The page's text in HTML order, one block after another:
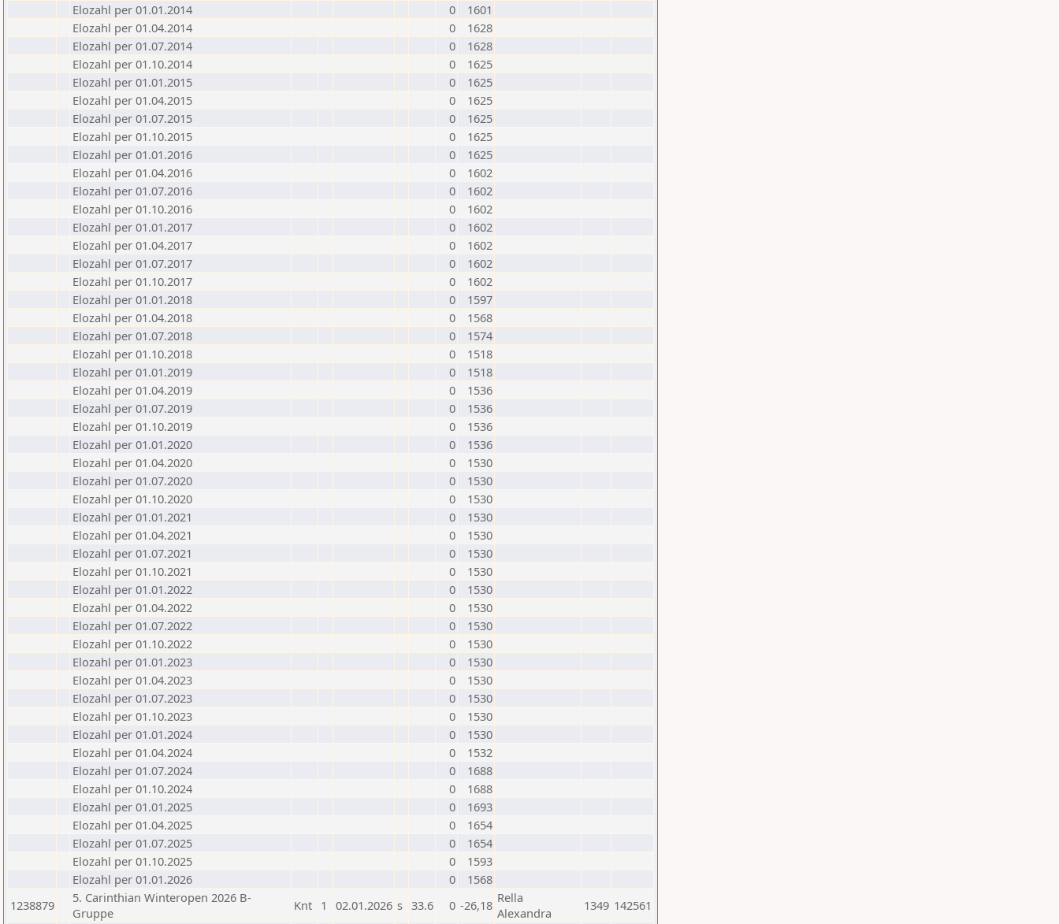
Elozahl per 01.01.2014
0
1601
Elozahl per 01.04.2014
0
1628
Elozahl per 01.07.2014
0
1628
Elozahl per 01.10.2014
0
1625
Elozahl per 01.01.2015
0
1625
Elozahl per 01.04.2015
0
1625
Elozahl per 01.07.2015
0
1625
Elozahl per 01.10.2015
0
1625
Elozahl per 01.01.2016
0
1625
Elozahl per 01.04.2016
0
1602
Elozahl per 01.07.2016
0
1602
Elozahl per 01.10.2016
0
1602
Elozahl per 01.01.2017
0
1602
Elozahl per 01.04.2017
0
1602
Elozahl per 01.07.2017
0
1602
Elozahl per 01.10.2017
0
1602
Elozahl per 01.01.2018
0
1597
Elozahl per 01.04.2018
0
1568
Elozahl per 01.07.2018
0
1574
Elozahl per 01.10.2018
0
1518
Elozahl per 01.01.2019
0
1518
Elozahl per 01.04.2019
0
1536
Elozahl per 01.07.2019
0
1536
Elozahl per 01.10.2019
0
1536
Elozahl per 01.01.2020
0
1536
Elozahl per 01.04.2020
0
1530
Elozahl per 01.07.2020
0
1530
Elozahl per 01.10.2020
0
1530
Elozahl per 01.01.2021
0
1530
Elozahl per 01.04.2021
0
1530
Elozahl per 01.07.2021
0
1530
Elozahl per 01.10.2021
0
1530
Elozahl per 01.01.2022
0
1530
Elozahl per 01.04.2022
0
1530
Elozahl per 01.07.2022
0
1530
Elozahl per 01.10.2022
0
1530
Elozahl per 01.01.2023
0
1530
Elozahl per 01.04.2023
0
1530
Elozahl per 01.07.2023
0
1530
Elozahl per 01.10.2023
0
1530
Elozahl per 01.01.2024
0
1530
Elozahl per 01.04.2024
0
1532
Elozahl per 01.07.2024
0
1688
Elozahl per 01.10.2024
0
1688
Elozahl per 01.01.2025
0
1693
Elozahl per 01.04.2025
0
1654
Elozahl per 01.07.2025
0
1654
Elozahl per 01.10.2025
0
1593
Elozahl per 01.01.2026
0
1568
1238879
5. Carinthian Winteropen 2026 B-
Gruppe
Knt 1 02.01.2026 s 33.6 0 -26,18 Rella
Alexandra
1349 142561